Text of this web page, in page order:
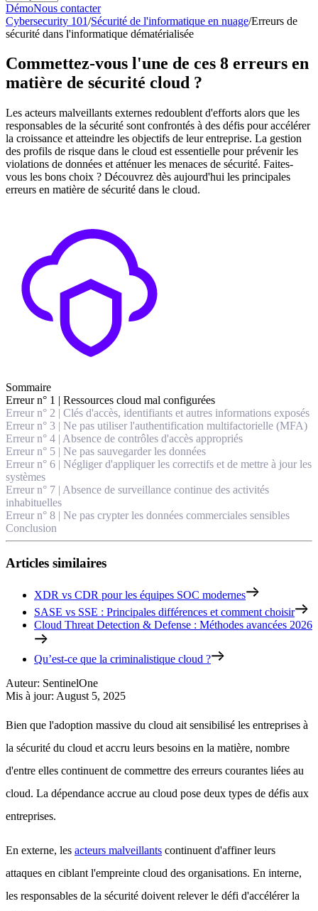
DémoNous contacter
Cybersecurity 101/Sécurité de l'informatique en nuage/Erreurs de
sécurité dans l'informatique dématérialisée
Commettez-vous l'une de ces 8 erreurs en
matière de sécurité cloud ?
Les acteurs malveillants externes redoublent d'efforts alors que les
responsables de la sécurité sont confrontés à des défis pour accélérer
la croissance et atteindre les objectifs de leur entreprise. La gestion
des profils de risque dans le cloud est essentielle pour prévenir les
violations de données et atténuer les menaces de sécurité. Faites-
vous les bons choix ? Découvrez dès aujourd'hui les principales
erreurs en matière de sécurité dans le cloud.
Sommaire
Erreur n° 1 | Ressources cloud mal configurées
Erreur n° 2 | Clés d'accès, identifiants et autres informations exposés
Erreur n° 3 | Ne pas utiliser l'authentification multifactorielle (MFA)
Erreur n° 4 | Absence de contrôles d'accès appropriés
Erreur n° 5 | Ne pas sauvegarder les données
Erreur n° 6 | Négliger d'appliquer les correctifs et de mettre à jour les
systèmes
Erreur n° 7 | Absence de surveillance continue des activités
inhabituelles
Erreur n° 8 | Ne pas crypter les données commerciales sensibles
Conclusion
Articles similaires
XDR vs CDR pour les équipes SOC modernes
SASE vs SSE : Principales différences et comment choisir
Cloud Threat Detection & Defense : Méthodes avancées 2026
Qu’est-ce que la criminalistique cloud ?
Auteur: SentinelOne
Mis à jour: August 5, 2025
Bien que l'adoption massive du cloud ait sensibilisé les entreprises à
la sécurité du cloud et accru leurs besoins en la matière, nombre
d'entre elles continuent de commettre des erreurs courantes liées au
cloud. La dépendance accrue au cloud pose deux types de défis aux
entreprises.
En externe, les acteurs malveillants continuent d'affiner leurs
attaques en ciblant l'empreinte cloud des organisations. En interne,
les responsables de la sécurité doivent relever le défi d'accélérer la